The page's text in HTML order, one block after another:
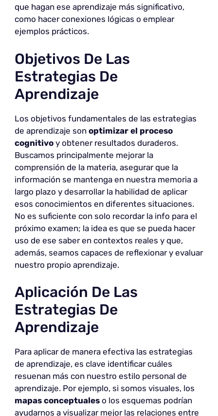
que hagan ese aprendizaje más significativo,
como hacer conexiones lógicas o emplear
ejemplos prácticos.
Objetivos De Las
Estrategias De
Aprendizaje
Los objetivos fundamentales de las estrategias
de aprendizaje son optimizar el proceso
cognitivo y obtener resultados duraderos.
Buscamos principalmente mejorar la
comprensión de la materia, asegurar que la
información se mantenga en nuestra memoria a
largo plazo y desarrollar la habilidad de aplicar
esos conocimientos en diferentes situaciones.
No es suficiente con solo recordar la info para el
próximo examen; la idea es que se pueda hacer
uso de ese saber en contextos reales y que,
además, seamos capaces de reflexionar y evaluar
nuestro propio aprendizaje.
Aplicación De Las
Estrategias De
Aprendizaje
Para aplicar de manera efectiva las estrategias
de aprendizaje, es clave identificar cuáles
resuenan más con nuestro estilo personal de
aprendizaje. Por ejemplo, si somos visuales, los
mapas conceptuales o los esquemas podrían
ayudarnos a visualizar mejor las relaciones entre